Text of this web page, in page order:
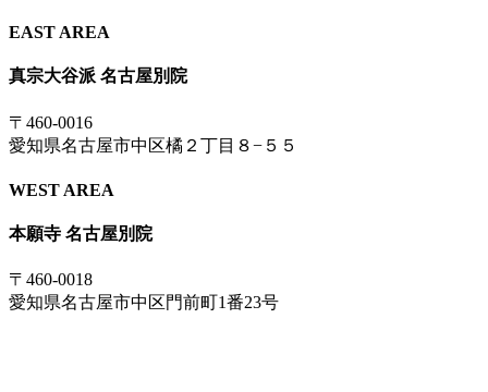
EAST AREA
真宗大谷派 名古屋別院
〒460-0016
愛知県名古屋市中区橘２丁目８−５５
WEST AREA
本願寺 名古屋別院
〒460-0018
愛知県名古屋市中区門前町1番23号